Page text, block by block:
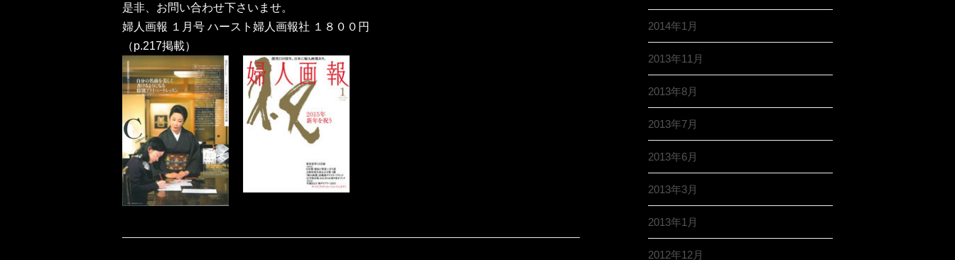
是非、お問い合わせ下さいませ。
婦人画報 １月号 ハースト婦人画報社 １８００円
（p.217掲載）
2014年1月
2013年11月
2013年8月
2013年7月
2013年6月
2013年3月
2013年1月
2012年12月